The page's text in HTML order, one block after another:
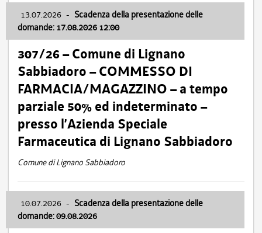
13.07.2026 - Scadenza della presentazione delle
domande: 17.08.2026 12:00
307/26 – Comune di Lignano
Sabbiadoro – COMMESSO DI
FARMACIA/MAGAZZINO – a tempo
parziale 50% ed indeterminato –
presso l’Azienda Speciale
Farmaceutica di Lignano Sabbiadoro
Comune di Lignano Sabbiadoro
10.07.2026 - Scadenza della presentazione delle
domande: 09.08.2026